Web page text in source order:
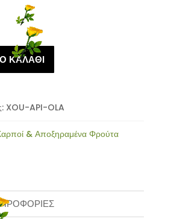
ΚΑΛΑΘΙ
XOU-API-OLA
& Αποξηραμένα Φρούτα